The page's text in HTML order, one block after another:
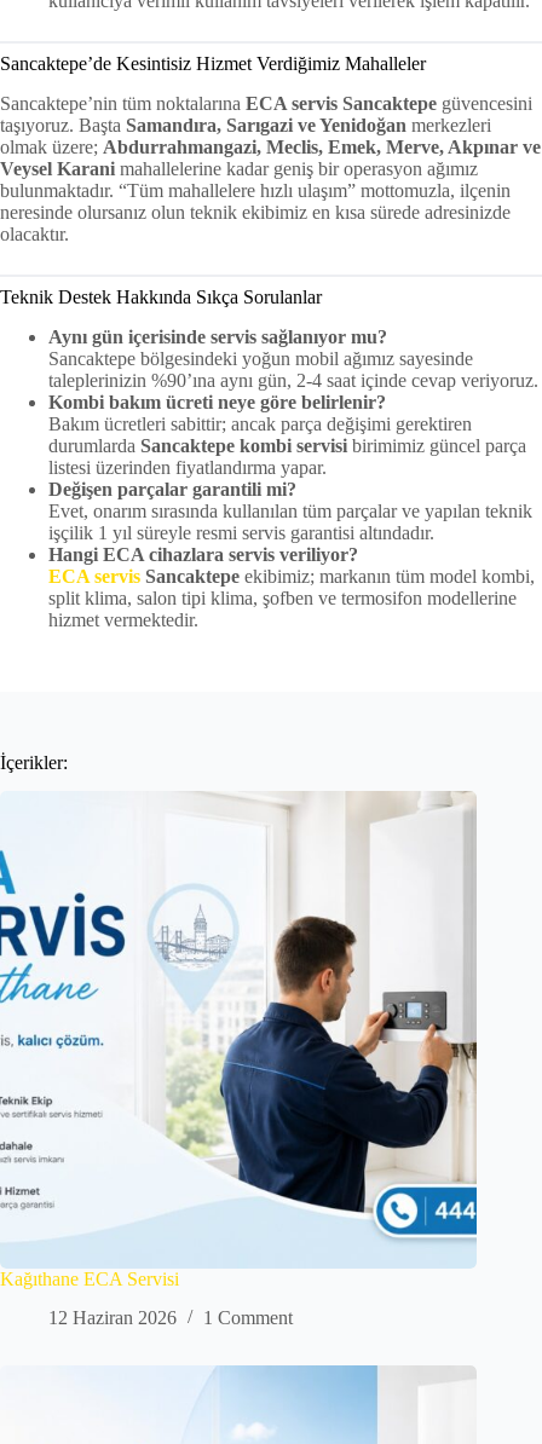
Sancaktepe’de Kesintisiz Hizmet Verdiğimiz Mahalleler
Sancaktepe’nin tüm noktalarına ECA servis Sancaktepe güvencesini
taşıyoruz. Başta Samandıra, Sarıgazi ve Yenidoğan merkezleri
olmak üzere; Abdurrahmangazi, Meclis, Emek, Merve, Akpınar ve
Veysel Karani mahallelerine kadar geniş bir operasyon ağımız
bulunmaktadır. “Tüm mahallelere hızlı ulaşım” mottomuzla, ilçenin
neresinde olursanız olun teknik ekibimiz en kısa sürede adresinizde
olacaktır.
Teknik Destek Hakkında Sıkça Sorulanlar
Aynı gün içerisinde servis sağlanıyor mu?
Sancaktepe bölgesindeki yoğun mobil ağımız sayesinde
taleplerinizin %90’ına aynı gün, 2-4 saat içinde cevap veriyoruz.
Kombi bakım ücreti neye göre belirlenir?
Bakım ücretleri sabittir; ancak parça değişimi gerektiren
durumlarda Sancaktepe kombi servisi birimimiz güncel parça
listesi üzerinden fiyatlandırma yapar.
Değişen parçalar garantili mi?
Evet, onarım sırasında kullanılan tüm parçalar ve yapılan teknik
işçilik 1 yıl süreyle resmi servis garantisi altındadır.
Hangi ECA cihazlara servis veriliyor?
ECA servis Sancaktepe ekibimiz; markanın tüm model kombi,
split klima, salon tipi klima, şofben ve termosifon modellerine
hizmet vermektedir.
İçerikler:
Kağıthane ECA Servisi
12 Haziran 2026
1 Comment